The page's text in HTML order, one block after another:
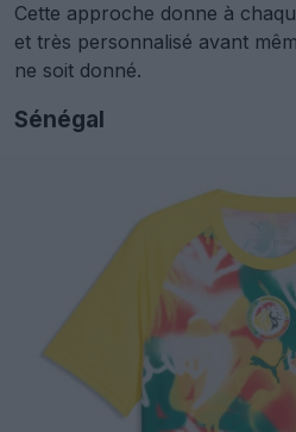
Cette approche donne à
et très personnalisé avant
ne soit donné.
Sénégal